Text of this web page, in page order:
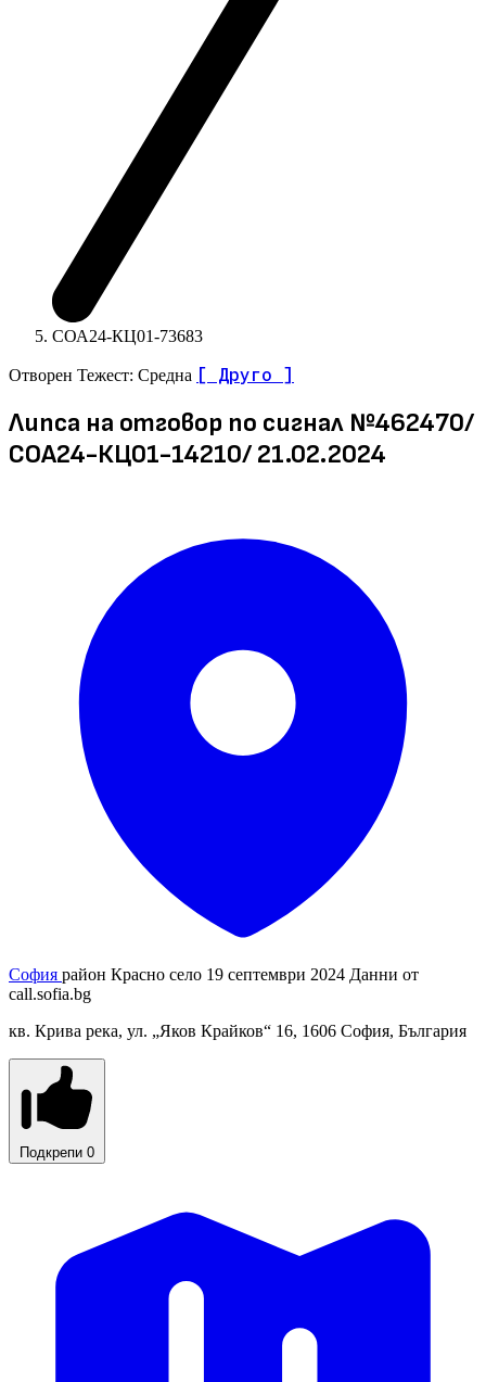
СОА24-КЦ01-73683
Отворен Тежест: Средна [ Друго ]
Липса на отговор по сигнал №462470/
СОА24-КЦ01-14210/ 21.02.2024
София район Красно село 19 септември 2024 Данни от
call.sofia.bg
кв. Крива река, ул. „Яков Крайков“ 16, 1606 София, България
Подкрепи 0